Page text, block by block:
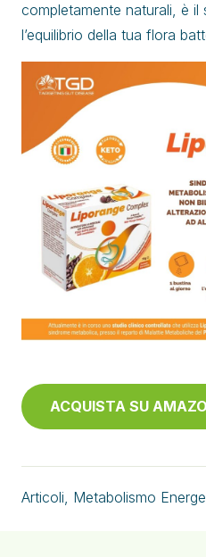
completamente naturali, è
l’equilibrio della tua flora
ACQUISTA SU
Articoli, Metabolismo